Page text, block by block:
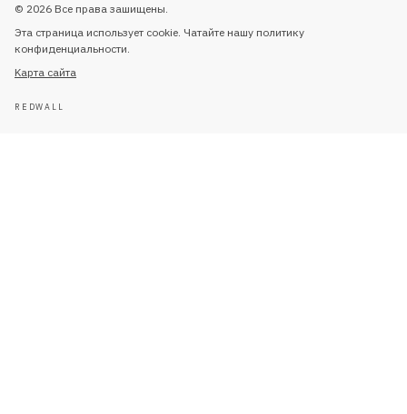
© 2026 Все права зашищены.
Эта страница использует cookie. Чатайте нашу политику
конфиденциальности.
Kарта сайта
REDWALL